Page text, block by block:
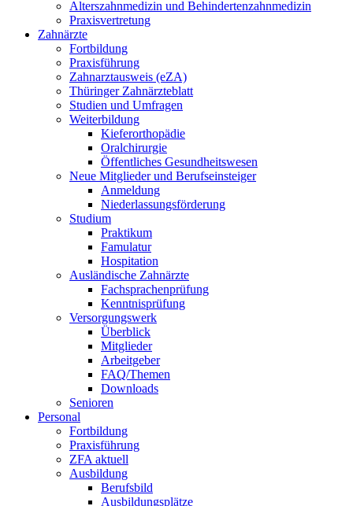
Alterszahnmedizin und Behindertenzahnmedizin
Praxisvertretung
Zahnärzte
Fortbildung
Praxisführung
Zahnarztausweis (eZA)
Thüringer Zahnärzteblatt
Studien und Umfragen
Weiterbildung
Kieferorthopädie
Oralchirurgie
Öffentliches Gesundheitswesen
Neue Mitglieder und Berufseinsteiger
Anmeldung
Niederlassungsförderung
Studium
Praktikum
Famulatur
Hospitation
Ausländische Zahnärzte
Fachsprachenprüfung
Kenntnisprüfung
Versorgungswerk
Überblick
Mitglieder
Arbeitgeber
FAQ/Themen
Downloads
Senioren
Personal
Fortbildung
Praxisführung
ZFA aktuell
Ausbildung
Berufsbild
Ausbildungsplätze